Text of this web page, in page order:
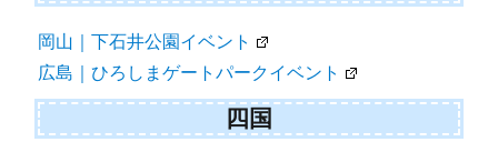
岡山｜下石井公園イベント
広島｜ひろしまゲートパークイベント
四国